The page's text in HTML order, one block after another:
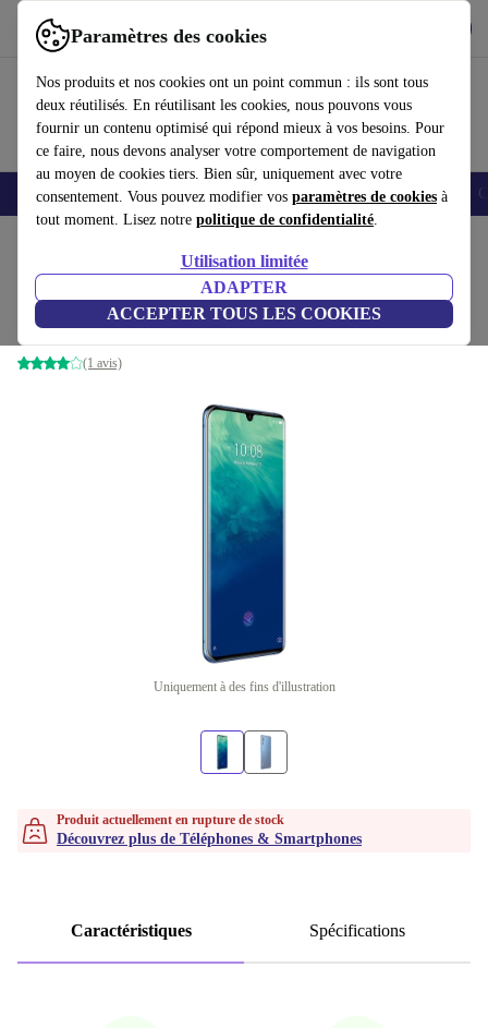
Paramètres des cookies
Nos produits et nos cookies ont un point commun : ils sont tous
deux réutilisés. En réutilisant les cookies, nous pouvons vous
fournir un contenu optimisé qui répond mieux à vos besoins. Pour
ce faire, nous devons analyser votre comportement de navigation
au moyen de cookies tiers. Bien sûr, uniquement avec votre
consentement. Vous pouvez modifier vos paramètres de cookies à
tout moment. Lisez notre politique de confidentialité.
Utilisation limitée
ADAPTER
ACCEPTER TOUS LES COOKIES
Utilisez refurbed rapidement et facilement
Smartphones Laptops Tablettes Montres connectées Accessoires
ZTE Axon 10 Pro
6 GB | 128 GB | Dual-SIM | bleu
(1 avis)
Uniquement à des fins d'illustration
Produit actuellement en rupture de stock
Découvrez plus de Téléphones & Smartphones
Caractéristiques Spécifications